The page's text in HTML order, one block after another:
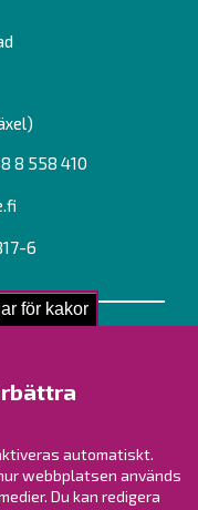
för kakor
automatiskt.
webbplatsen används
Du kan redigera
8 558 410
6